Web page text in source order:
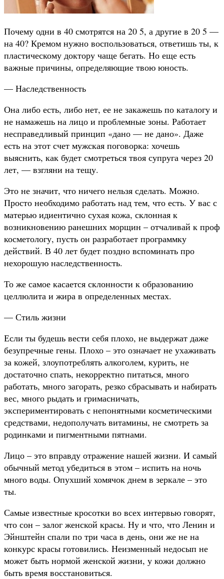
Почему одни в 40 смотрятся на 20 5, а другие в 20 5 —
на 40? Кремом нужно воспользоваться, ответишь ты, к
пластическому доктору чаще бегать. Но еще есть
важные причины, определяющие твою юность.
— Наследственность
Она либо есть, либо нет, ее не закажешь по каталогу и
не намажешь на лицо и проблемные зоны. Работает
несправедливый принцип «дано — не дано». Даже
есть на этот счет мужская поговорка: хочешь
выяснить, как будет смотреться твоя супруга через 20
лет, — взгляни на тещу.
Это не значит, что ничего нельзя сделать. Можно.
Просто необходимо работать над тем, что есть. У вас с
матерью идиентично сухая кожа, склонная к
возникновению ранешних морщин – отчаливай к проф
косметологу, пусть он разработает программку
действий. В 40 лет будет поздно вспоминать про
нехорошую наследственность.
То же самое касается склонности к образованию
целлюлита и жира в определенных местах.
— Стиль жизни
Если ты будешь вести себя плохо, не выдержат даже
безупречные гены. Плохо – это означает не ухаживать
за кожей, злоупотреблять алкоголем, курить, не
достаточно спать, некорректно питаться, много
работать, много загорать, резко сбрасывать и набирать
вес, много рыдать и гримасничать,
экспериментировать с непонятными косметическими
средствами, недополучать витамины, не смотреть за
родинками и пигментными пятнами.
Лицо – это вправду отражение нашей жизни. И самый
обычный метод убедиться в этом – испить на ночь
много воды. Опухший хомячок днем в зеркале – это
ты.
Самые известные кросотки во всех интервью говорят,
что сон – залог женской красы. Ну и что, что Ленин и
Эйнштейн спали по три часа в день, они же не на
конкурс красы готовились. Неизменный недосып не
может быть нормой женской жизни, у кожи должно
быть время восстановиться.